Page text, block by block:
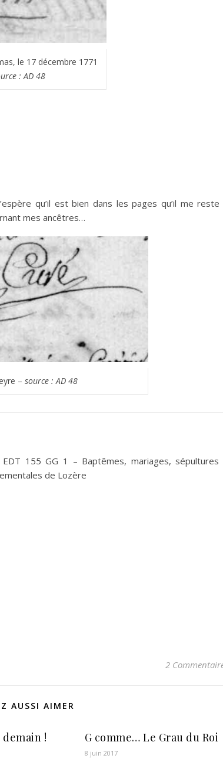
le 17 décembre 1771
: AD 48
qu’il est bien dans les pages qu’il me reste
mes ancêtres…
– source : AD 48
155 GG 1 – Baptêmes, mariages, sépultures
de Lozère
2
AUSSI AIMER
demain ! G comme… Le Grau du Roi
8 juin 2017